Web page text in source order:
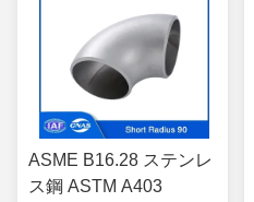
ASME B16.28 ステンレ
ス鋼 ASTM A403